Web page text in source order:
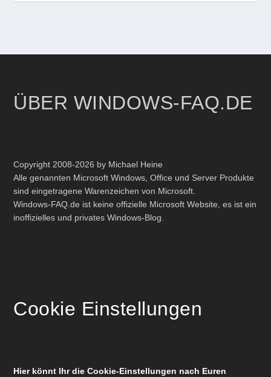
ÜBER WINDOWS-FAQ.DE
Copyright 2008-2026 by Michael Heine
Alle genannten Microsoft Windows, Office und Server Produkte
sind eingetragene Warenzeichen von Microsoft.
Windows-FAQ.de ist keine offizielle Microsoft Website, es ist ein
inoffizielles und privates Windows-Blog.
Cookie Einstellungen
Hier könnt Ihr die Cookie-Einstellungen nach Euren